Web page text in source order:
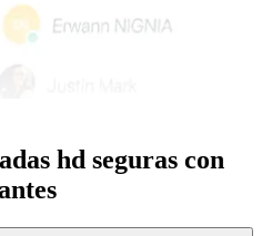
hd seguras con